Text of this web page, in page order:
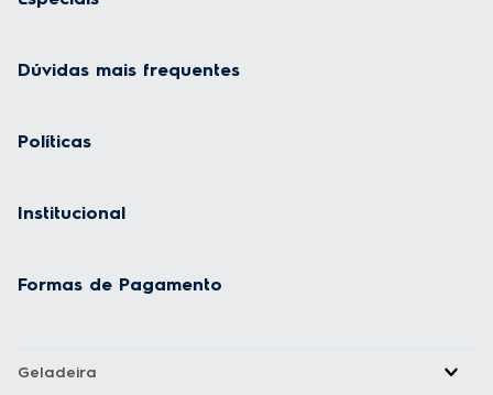
Dúvidas mais frequentes
Políticas
Institucional
Formas de Pagamento
Geladeira